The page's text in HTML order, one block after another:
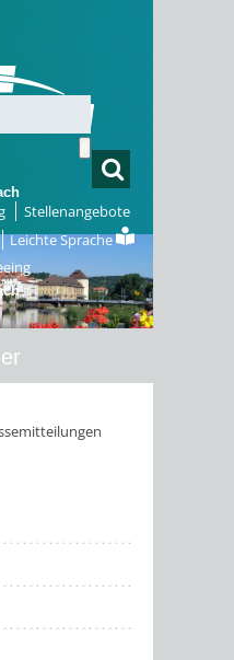
Stellenangebote
Leichte Sprache